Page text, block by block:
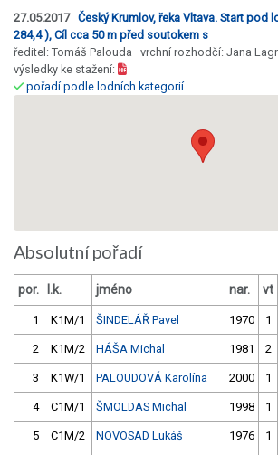
27.05.2017 Český Krumlov, řeka Vltava. Start pod
284,4 ), Cíl cca 50 m před soutokem s
ředitel: Tomáš Palouda vrchní rozhodčí: Jana
výsledky ke stažení:
pořadí podle lodních kategorií
Absolutní pořadí
por. l.k. jméno nar. vt
1 K1M/1 ŠINDELÁŘ Pavel 1970 1
2 K1M/2 HÁŠA Michal 1981 2
3 K1W/1 PALOUDOVÁ Karolína 2000 1
4 C1M/1 ŠMOLDAS Michal 1998 1
5 C1M/2 NOVOSAD Lukáš 1976 1